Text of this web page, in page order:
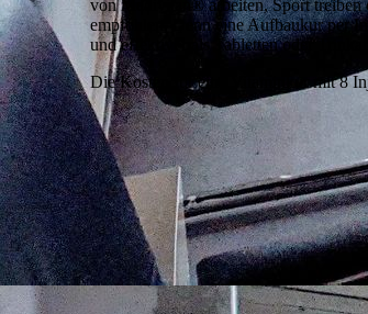
von Medivitan® arbeiten, Sport treiben
empfohlen. Denn eine Aufbaukur per
und effektiver als Tabletten oder
Die Kosten für eine Vitaminkur mit 8